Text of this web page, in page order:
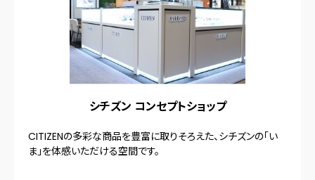
シチズン コンセプトショップ
CITIZENの多彩な商品を豊富に取りそろえた、シチズンの「い
ま」を体感いただける空間です。